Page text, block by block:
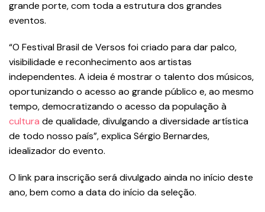
grande porte, com toda a estrutura dos grandes
eventos.
“O Festival Brasil de Versos foi criado para dar palco,
visibilidade e reconhecimento aos artistas
independentes. A ideia é mostrar o talento dos músicos,
oportunizando o acesso ao grande público e, ao mesmo
tempo, democratizando o acesso da população à
cultura de qualidade, divulgando a diversidade artística
de todo nosso país”, explica Sérgio Bernardes,
idealizador do evento.
O link para inscrição será divulgado ainda no início deste
ano, bem como a data do início da seleção.